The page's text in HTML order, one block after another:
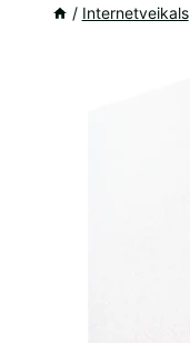
/ Internetveikals